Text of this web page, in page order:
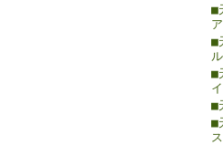
■
ア
■
ル
■
■
■
ス